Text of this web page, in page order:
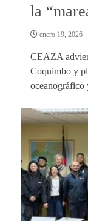
la
enero 19, 2026
CEAZA
Coquimbo y
oceanográfico